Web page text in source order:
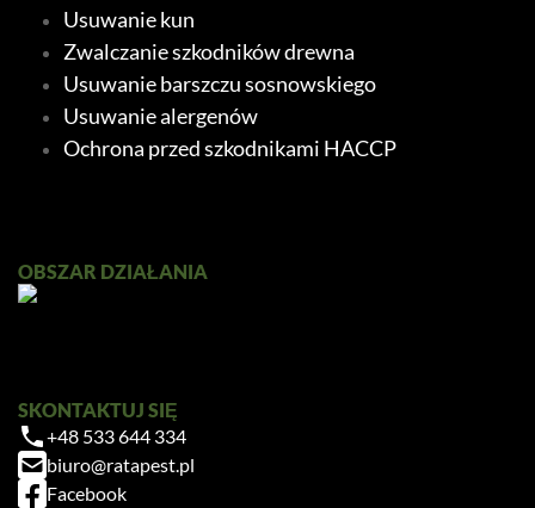
Zrobiłem/am już coś sam/a przed zabiegiem
— pomogłem czy zaszkodziłem?
OBSZAR DZIAŁANIA
Usuwanie kun
Zwalczanie szkodników drewna
Usuwanie barszczu sosnowskiego
Usuwanie alergenów
Ochrona przed szkodnikami HACCP
SKONTAKTUJ SIĘ
+48 533 644 334
biuro@ratapest.pl
Facebook